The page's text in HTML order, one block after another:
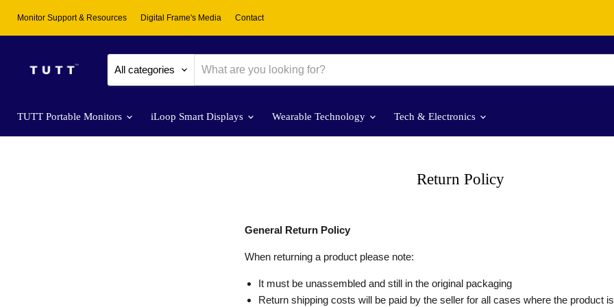
Monitor Support & Resources Digital Frame's Media Contact
All categories
TUTT Portable Monitors iLoop Smart Displays Wearable Technology Tech & Electronics
Return Policy
General Return Policy
When returning a product please note:
It must be unassembled and still in the original packaging
Return shipping costs will be paid by the seller for all cases where the product